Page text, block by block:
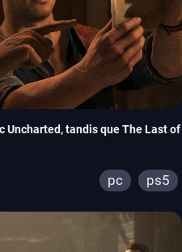
Uncharted, tandis que The Last of
pc ps5